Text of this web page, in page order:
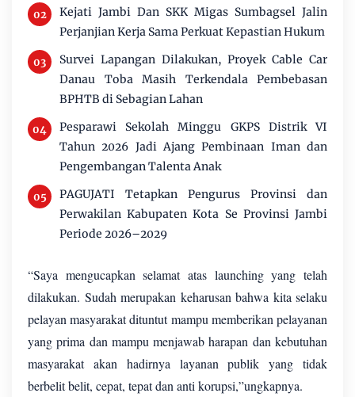
Kejati Jambi Dan SKK Migas Sumbagsel Jalin
Perjanjian Kerja Sama Perkuat Kepastian Hukum
Survei Lapangan Dilakukan, Proyek Cable Car
Danau Toba Masih Terkendala Pembebasan
BPHTB di Sebagian Lahan
Pesparawi Sekolah Minggu GKPS Distrik VI
Tahun 2026 Jadi Ajang Pembinaan Iman dan
Pengembangan Talenta Anak
PAGUJATI Tetapkan Pengurus Provinsi dan
Perwakilan Kabupaten Kota Se Provinsi Jambi
Periode 2026–2029
“Saya mengucapkan selamat atas launching yang telah
dilakukan. Sudah merupakan keharusan bahwa kita selaku
pelayan masyarakat dituntut mampu memberikan pelayanan
yang prima dan mampu menjawab harapan dan kebutuhan
masyarakat akan hadirnya layanan publik yang tidak
berbelit belit, cepat, tepat dan anti korupsi,”ungkapnya.